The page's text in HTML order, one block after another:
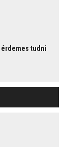
érdemes tudni